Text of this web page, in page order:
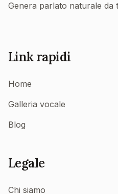
Genera parlato naturale da
Link rapidi
Home
Galleria vocale
Blog
Legale
Chi siamo